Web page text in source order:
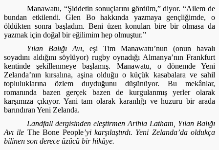
Manawatu, “Şiddetin sonuçlarını gördüm,” diyor. “Ailem de
bundan etkilendi. Glen Bo hakkında yazmaya gençliğimde, o
öldükten sonra başladım. Beni üzen konuları bire bir olmasa da
yazmak için doğal bir eğilimim hep olmuştur.”
Yılan Balığı Avı, eşi Tim Manawatu’nun (onun havalı
soyadını aldığını söylüyor) rugby oynadığı Almanya’nın Frankfurt
kentinde şekillenmeye başlamış. Manawatu, o dönemde Yeni
Zelanda’nın kırsalına, aşina olduğu o küçük kasabalara ve sahil
topluluklarına özlem duyduğunu düşünüyor. Bu mekânlar,
romanında bazen gerçek bazen de kurgulanmış yerler olarak
karşımıza çıkıyor. Yani tam olarak karanlığı ve huzuru bir arada
barındıran Yeni Zelanda.
Landfall dergisinden eleştirmen Arihia Latham, Yılan Balığı
Avı ile The Bone People’yi karşılaştırdı. Yeni Zelanda’da oldukça
bilinen son derece üzücü bir hikâye.